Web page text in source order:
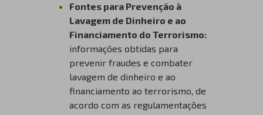
Fontes para Prevenção à
Lavagem de Dinheiro e ao
Financiamento do Terrorismo:
informações obtidas para
prevenir fraudes e combater
lavagem de dinheiro e ao
financiamento ao terrorismo, de
acordo com as regulamentações